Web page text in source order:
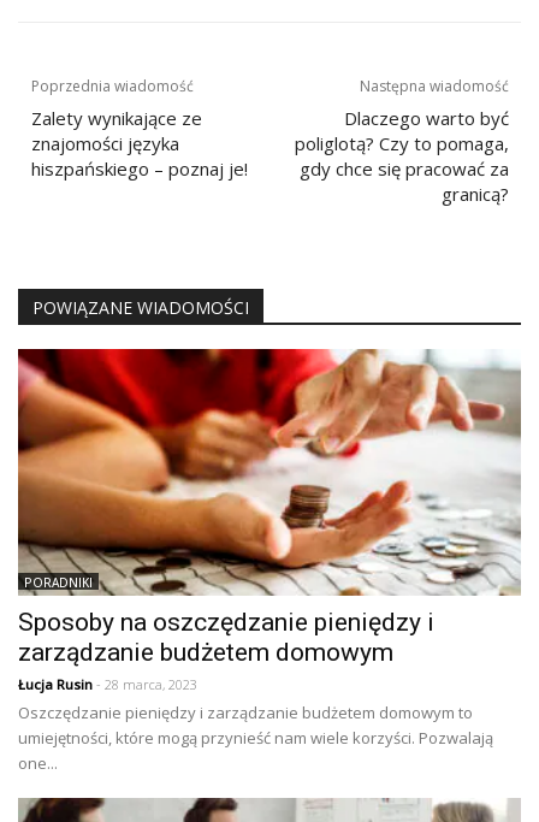
Nawigacja
wpisu
Poprzednia wiadomość
Zalety wynikające ze
znajomości języka
hiszpańskiego – poznaj je!
Następna wiadomość
Dlaczego warto być
poliglotą? Czy to pomaga,
gdy chce się pracować za
granicą?
POWIĄZANE WIADOMOŚCI
PORADNIKI
Sposoby na oszczędzanie pieniędzy i
zarządzanie budżetem domowym
Łucja Rusin - 28 marca, 2023
Oszczędzanie pieniędzy i zarządzanie budżetem domowym to
umiejętności, które mogą przynieść nam wiele korzyści. Pozwalają
one...